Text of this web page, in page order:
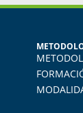
CARPIO
Uso todo lo
diario,
jefe de
donde laboro.